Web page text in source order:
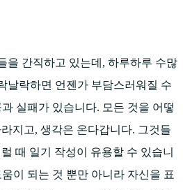
을 간직하고 있는데, 하루하루 수많
날락하면 언젠가 부담스러워질 수
실패가 있습니다. 모든 것을 어떻
지고, 생각은 온다갑니다. 그것들
때 일기 작성이 유용할 수 있습니
이 되는 것 뿐만 아니라 자신을 표